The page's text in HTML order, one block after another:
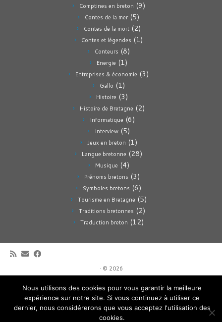
Comptines en breton (9)
Contes de la mer(5)
Contes de la mort(2)
Contes et légendes (1)
Conteurs (8)
Energie (1)
Entreprises & économie (3)
Gallo (1)
Histoire (3)
Histoire de Bretagne (2)
Informatique (6)
Interview(5)
Jeux en breton (1)
Langue bretonne (28)
Musique (4)
Prénoms bretons (3)
Symboles bretons (6)
Tourisme en Bretagne (5)
Traditions bretonnes (2)
Traduction breton (12)
· © 2026
Bretagne.
· Mentions légales
Retour haut de page
Nous utilisons des cookies pour vous garantir la meilleure
expérience sur notre site. Si vous continuez à utiliser ce
dernier, nous considérerons que vous acceptez l'utilisation des
cookies.